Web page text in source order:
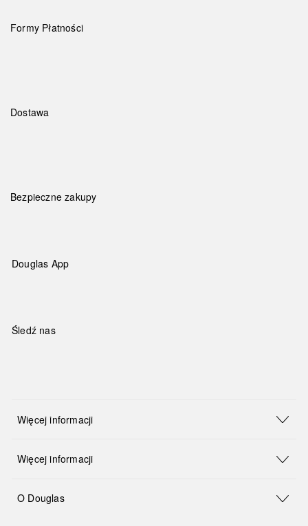
Formy Płatności
Dostawa
Bezpieczne zakupy
Douglas App
Śledź nas
Więcej informacji
Więcej informacji
O Douglas